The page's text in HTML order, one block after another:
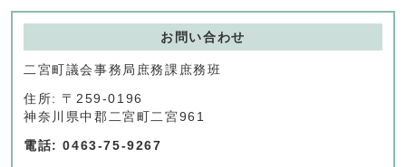
お問い合わせ
二宮町議会事務局庶務課庶務班
住所: 〒259-0196
神奈川県中郡二宮町二宮961
電話: 0463-75-9267